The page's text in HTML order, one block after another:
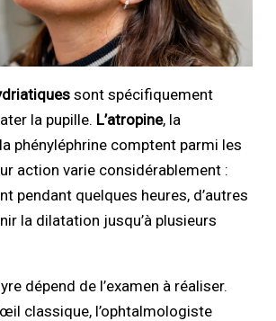
sont spécifiquement
la pupille. L’atropine, la
phényléphrine comptent parmi les
action varie considérablement :
pendant quelques heures, d’autres
la dilatation jusqu’à plusieurs
dépend de l’examen à réaliser.
classique, l’ophtalmologiste